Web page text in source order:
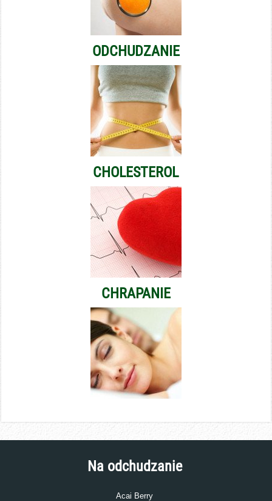
ODCHUDZANIE
CHOLESTEROL
CHRAPANIE
Na odchudzanie
Acai Berry